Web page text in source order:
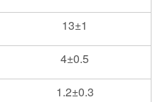
13±1
4±0.5
1.2±0.3